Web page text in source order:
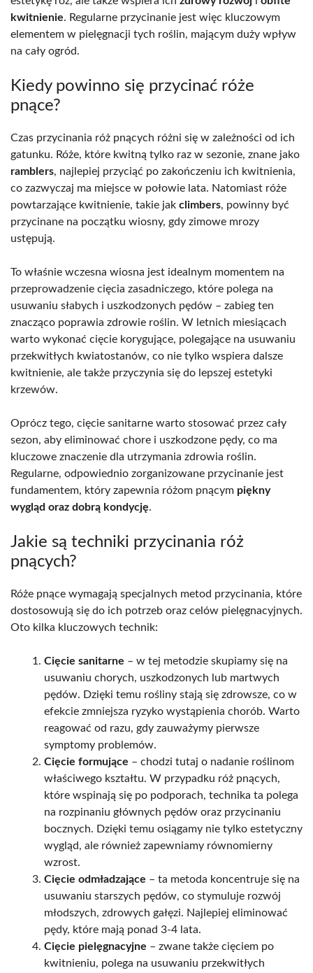
kwitnienie. Regularne przycinanie jest więc kluczowym
elementem w pielęgnacji tych roślin, mającym duży wpływ
na cały ogród.
Kiedy powinno się przycinać róże
pnące?
Czas przycinania róż pnących różni się w zależności od ich
gatunku. Róże, które kwitną tylko raz w sezonie, znane jako
ramblers, najlepiej przyciąć po zakończeniu ich kwitnienia,
co zazwyczaj ma miejsce w połowie lata. Natomiast róże
powtarzające kwitnienie, takie jak climbers, powinny być
przycinane na początku wiosny, gdy zimowe mrozy
ustępują.
To właśnie wczesna wiosna jest idealnym momentem na
przeprowadzenie cięcia zasadniczego, które polega na
usuwaniu słabych i uszkodzonych pędów – zabieg ten
znacząco poprawia zdrowie roślin. W letnich miesiącach
warto wykonać cięcie korygujące, polegające na usuwaniu
przekwitłych kwiatostanów, co nie tylko wspiera dalsze
kwitnienie, ale także przyczynia się do lepszej estetyki
krzewów.
Oprócz tego, cięcie sanitarne warto stosować przez cały
sezon, aby eliminować chore i uszkodzone pędy, co ma
kluczowe znaczenie dla utrzymania zdrowia roślin.
Regularne, odpowiednio zorganizowane przycinanie jest
fundamentem, który zapewnia różom pnącym piękny
wygląd oraz dobrą kondycję.
Jakie są techniki przycinania róż
pnących?
Róże pnące wymagają specjalnych metod przycinania, które
dostosowują się do ich potrzeb oraz celów pielęgnacyjnych.
Oto kilka kluczowych technik:
Cięcie sanitarne – w tej metodzie skupiamy się na
usuwaniu chorych, uszkodzonych lub martwych
pędów. Dzięki temu rośliny stają się zdrowsze, co w
efekcie zmniejsza ryzyko wystąpienia chorób. Warto
reagować od razu, gdy zauważymy pierwsze
symptomy problemów.
Cięcie formujące – chodzi tutaj o nadanie roślinom
właściwego kształtu. W przypadku róż pnących,
które wspinają się po podporach, technika ta polega
na rozpinaniu głównych pędów oraz przycinaniu
bocznych. Dzięki temu osiągamy nie tylko estetyczny
wygląd, ale również zapewniamy równomierny
wzrost.
Cięcie odmładzające – ta metoda koncentruje się na
usuwaniu starszych pędów, co stymuluje rozwój
młodszych, zdrowych gałęzi. Najlepiej eliminować
pędy, które mają ponad 3-4 lata.
Cięcie pielęgnacyjne – zwane także cięciem po
kwitnieniu, polega na usuwaniu przekwitłych